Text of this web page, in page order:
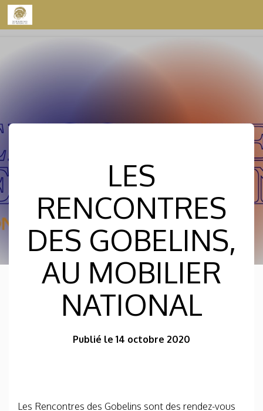
Skip to content
LES
RENCONTRES
DES GOBELINS,
AU MOBILIER
NATIONAL
Publié le 14 octobre 2020
Les Rencontres des Gobelins sont des rendez-vous